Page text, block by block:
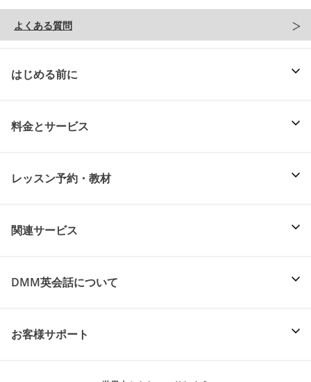
よくある質問
はじめる前に
料金とサービス
レッスン予約・教材
関連サービス
DMM英会話について
お客様サポート